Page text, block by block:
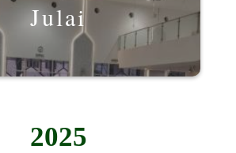
Julai
2025